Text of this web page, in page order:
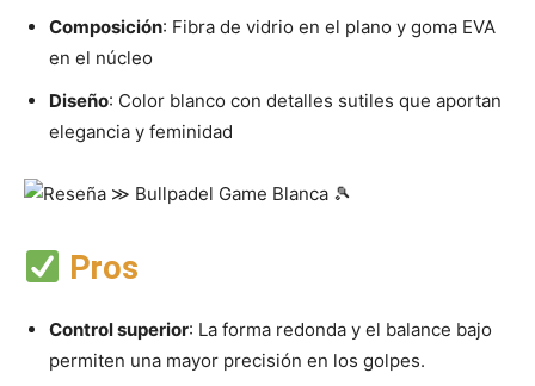
Composición: Fibra de vidrio en el plano y goma EVA
en el núcleo
Diseño: Color blanco con detalles sutiles que aportan
elegancia y feminidad
Pros
Control superior: La forma redonda y el balance bajo
permiten una mayor precisión en los golpes.